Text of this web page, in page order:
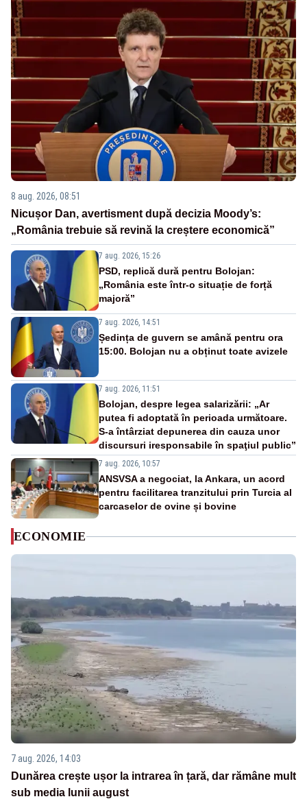
8 aug. 2026, 08:51
Nicușor Dan, avertisment după decizia Moody’s:
„România trebuie să revină la creștere economică”
7 aug. 2026, 15:26
PSD, replică dură pentru Bolojan:
„România este într-o situație de forță
majoră”
7 aug. 2026, 14:51
Ședința de guvern se amână pentru ora
15:00. Bolojan nu a obținut toate avizele
7 aug. 2026, 11:51
Bolojan, despre legea salarizării: „Ar
putea fi adoptată în perioada următoare.
S-a întârziat depunerea din cauza unor
discursuri iresponsabile în spaţiul public”
7 aug. 2026, 10:57
ANSVSA a negociat, la Ankara, un acord
pentru facilitarea tranzitului prin Turcia al
carcaselor de ovine și bovine
ECONOMIE
7 aug. 2026, 14:03
Dunărea crește ușor la intrarea în țară, dar rămâne mult
sub media lunii august